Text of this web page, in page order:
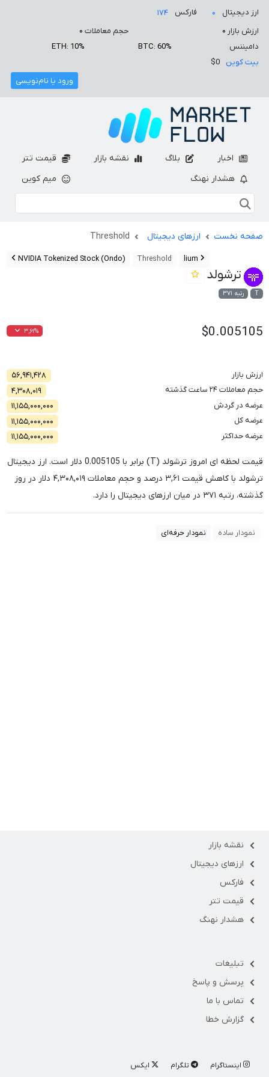
ارز دیجیتال ۰ فارکس
۱۷۴
ارزش بازار ۰ حجم معاملات ۰
دامیننس
BTC: 60%
ETH: 10%
بیت کوین
$0
ورود یا نام‌نویسی
اخبار بلاگ نقشه بازار
قیمت تتر
هشدار نهنگ
میم کوین
صفحه نخست ارزهای دیجیتال Threshold
Threshold
NVIDIA Tokenized Stock (Ondo)
ترشولد
T رتبه ۳۷۱
$0.005105 ۳,۶۱%
ارزش بازار
۵۶,۹۴۱,۴۲۸
حجم معاملات ۲۴ ساعت گذشته
۴,۳۰۸,۰۱۹
عرضه در گردش
۱۱,۱۵۵,۰۰۰,۰۰۰
عرضه کل
۱۱,۱۵۵,۰۰۰,۰۰۰
عرضه حداکثر
۱۱,۱۵۵,۰۰۰,۰۰۰
قیمت لحظه ای امروز ترشولد (T) برابر با 0.005105 دلار است. ارز دیجیتال
ترشولد با کاهش قیمت ۳,۶۱ درصد و حجم معاملات۴,۳۰۸,۰۱۹ دلار در روز
گذشته، رتبه ۳۷۱ در میان ارزهای دیجیتال را دارد.
نمودار ساده نمودار حرفه‌ای
نقشه بازار
ارزهای دیجیتال
فارکس
قیمت تتر
هشدار نهنگ
تبلیغات
پرسش و پاسخ
تماس با ما
گزارش خطا
اینستاگرام تلگرام ایکس